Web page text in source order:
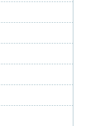
年12月
年10月
年8月
年6月
年4月